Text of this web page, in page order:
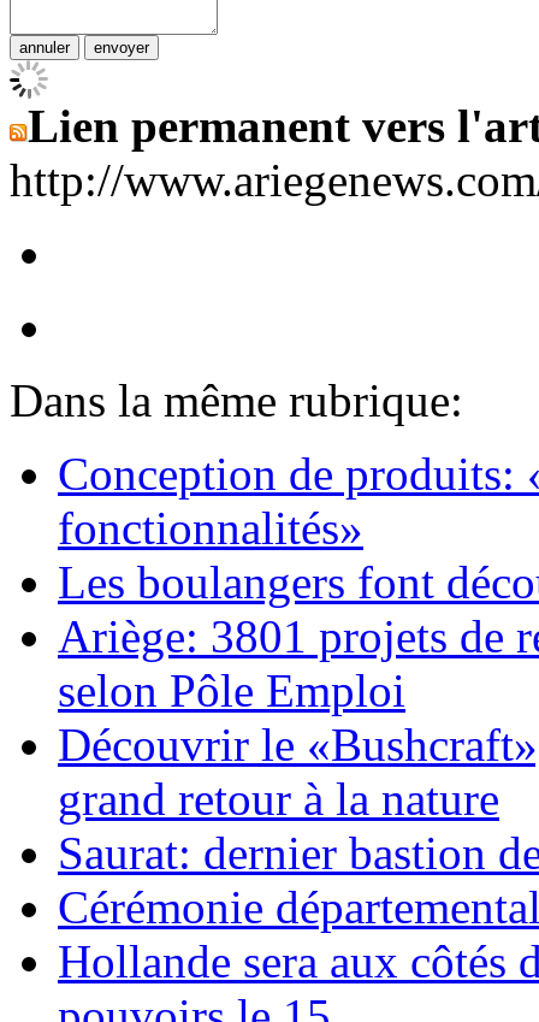
Lien permanent vers
http://
Dans la même rubrique:
Conception de produits:
fonctionnalités»
Les boulangers font
Ariège: 3801 projets de
selon Pôle Emploi
Découvrir le
grand retour à la nature
Saurat: dernier bastion
Cérémonie
Hollande sera aux côtés